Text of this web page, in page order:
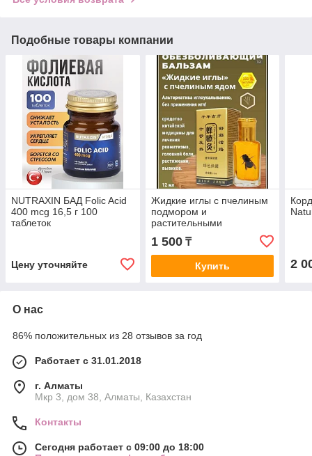
Подобные товары компании
NUTRAXIN БАД Folic Acid
400 mcg 16,5 г 100
таблеток
Цену уточняйте
Жидкие иглы с пчелиным
подмором и
растительными
компонентами при болях
в мышцах и суставах
1 500₸
Купить 2
О нас
86% положительных из 28 отзывов за год
Работает с 31.01.2018
г. Алматы
Мкр 3, дом 38, Алматы, Казахстан
Контакты
Сегодня работает с 09:00 до 18:00